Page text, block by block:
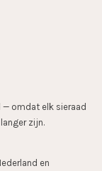
omdat elk sieraad
zijn.
en